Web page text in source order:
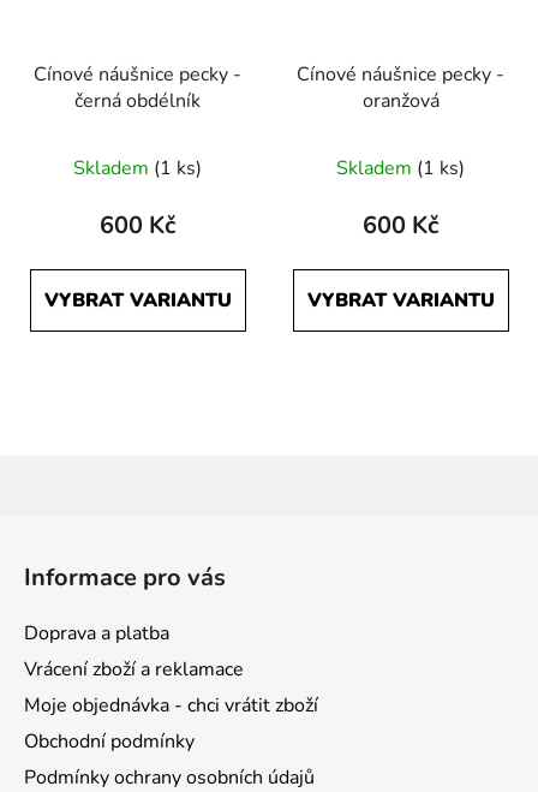
Cínové náušnice pecky -
černá obdélník
Skladem (1 ks)
600 Kč
VYBRAT VARIANTU
Cínové náušnice pecky -
oranžová
Skladem (1 ks)
600 Kč
VYBRAT VARIANTU
Informace pro vás
Doprava a platba
Vrácení zboží a reklamace
Moje objednávka - chci vrátit zboží
Obchodní podmínky
Podmínky ochrany osobních údajů